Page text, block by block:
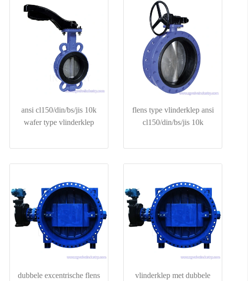
ansi cl150/din/bs/jis 10k
wafer type vlinderklep
flens type vlinderklep ansi
cl150/din/bs/jis 10k
dubbele excentrische flens
vlinderklep met dubbele